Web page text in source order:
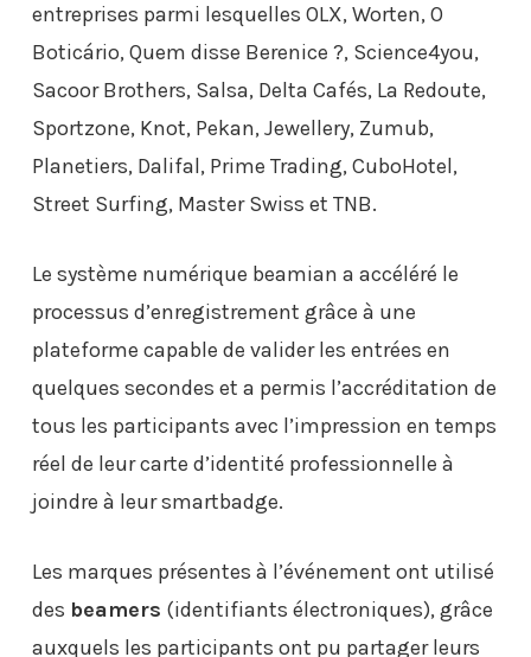
entreprises parmi lesquelles OLX, Worten, O
Boticário, Quem disse Berenice ?, Science4you,
Sacoor Brothers, Salsa, Delta Cafés, La Redoute,
Sportzone, Knot, Pekan, Jewellery, Zumub,
Planetiers, Dalifal, Prime Trading, CuboHotel,
Street Surfing, Master Swiss et TNB.
Le système numérique beamian a accéléré le
processus d’enregistrement grâce à une
plateforme capable de valider les entrées en
quelques secondes et a permis l’accréditation de
tous les participants avec l’impression en temps
réel de leur carte d’identité professionnelle à
joindre à leur smartbadge.
Les marques présentes à l’événement ont utilisé
des beamers (identifiants électroniques), grâce
auxquels les participants ont pu partager leurs